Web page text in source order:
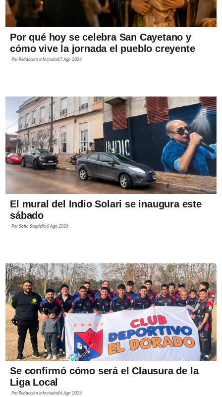
Por qué hoy se celebra San Cayetano y
cómo vive la jornada el pueblo creyente
PorRedacción Infociudad 7 Ago 2026
El mural del Indio Solari se inaugura este
sábado
PorSofía Stupiello6 Ago 2026
Se confirmó cómo será el Clausura de la
Liga Local
PorRedacción Infociudad6 Ago 2026